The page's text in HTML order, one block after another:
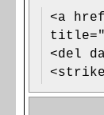
<a
<del